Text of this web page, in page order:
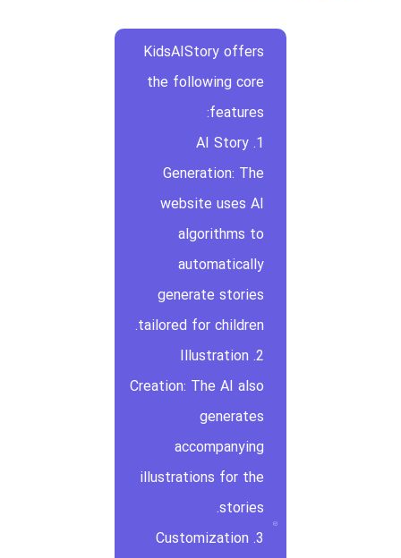
KidsAIStory offers
the following core
features:
1. AI Story
Generation: The
website uses AI
algorithms to
automatically
generate stories
tailored for children.
2. Illustration
Creation: The AI also
generates
accompanying
illustrations for the
stories.
3. Customization